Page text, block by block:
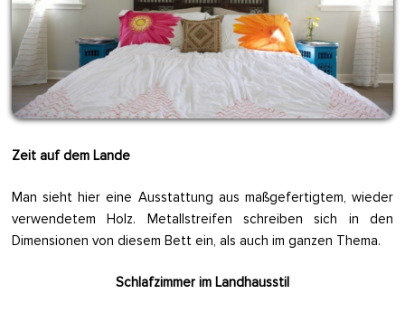
Zeit auf dem Lande
Man sieht hier eine Ausstattung aus maßgefertigtem, wieder
verwendetem Holz. Metallstreifen schreiben sich in den
Dimensionen von diesem Bett ein, als auch im ganzen Thema.
Schlafzimmer im Landhausstil